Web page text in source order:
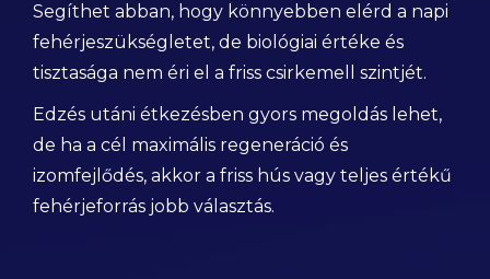
Segíthet abban, hogy könnyebben elérd a napi
fehérjeszükségletet, de biológiai értéke és
tisztasága nem éri el a friss csirkemell szintjét.
Edzés utáni étkezésben gyors megoldás lehet,
de ha a cél maximális regeneráció és
izomfejlődés, akkor a friss hús vagy teljes értékű
fehérjeforrás jobb választás.